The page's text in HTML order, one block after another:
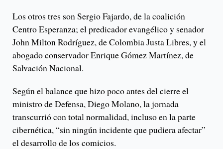
Los otros tres son Sergio Fajardo, de la coalición
Centro Esperanza; el predicador evangélico y senador
John Milton Rodríguez, de Colombia Justa Libres, y el
abogado conservador Enrique Gómez Martínez, de
Salvación Nacional.
Según el balance que hizo poco antes del cierre el
ministro de Defensa, Diego Molano, la jornada
transcurrió con total normalidad, incluso en la parte
cibernética, “sin ningún incidente que pudiera afectar”
el desarrollo de los comicios.